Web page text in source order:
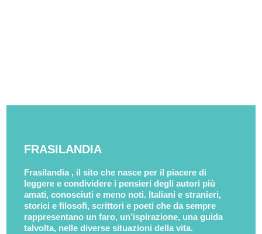
FRASILANDIA
Frasilandia , il sito che nasce per il piacere di
leggere e condividere i pensieri degli autori più
amati, conosciuti e meno noti. Italiani e stranieri,
storici e filosofi, scrittori e poeti che da sempre
rappresentano un faro, un’ispirazione, una guida
talvolta, nelle diverse situazioni della vita.